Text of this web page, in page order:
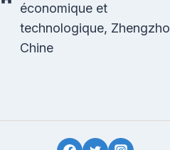
économique et
technologique,
Chine